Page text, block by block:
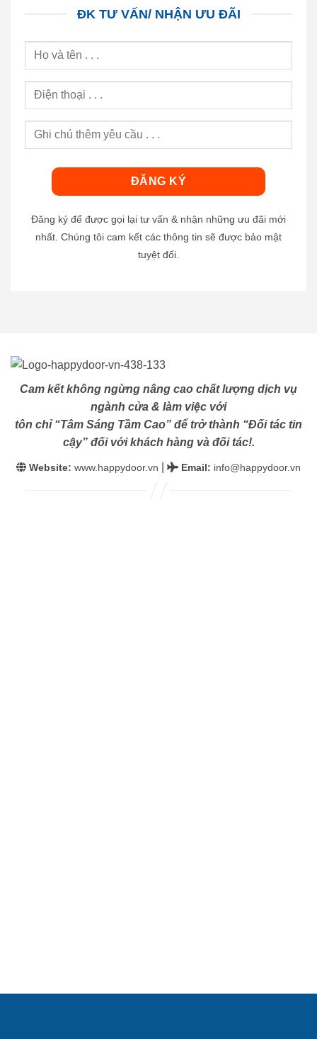
ĐK TƯ VẤN/ NHẬN ƯU ĐÃI
Đăng ký để được gọi lại tư vấn & nhận những ưu đãi mới
nhất. Chúng tôi cam kết các thông tin sẽ được bảo mật
tuyệt đối.
Cam kết không ngừng nâng cao chất lượng dịch vụ
ngành cửa & làm việc với
tôn chỉ “Tâm Sáng Tầm Cao” để trở thành “Đối tác tin
cậy” đối với khách hàng và đối tác!.
Website: www.happydoor.vn Email: info@happydoor.vn